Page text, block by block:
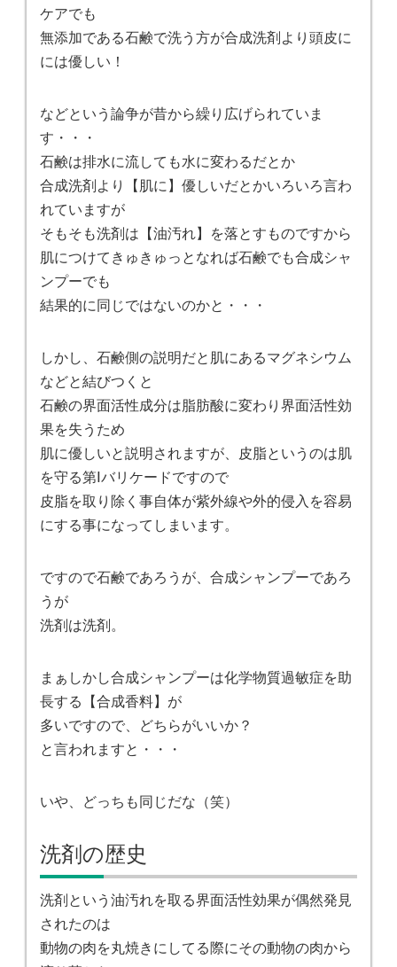
ケアでも
無添加である石鹸で洗う方が合成洗剤より頭皮に
には優しい！
などという論争が昔から繰り広げられていま
す・・・
石鹸は排水に流しても水に変わるだとか
合成洗剤より【肌に】優しいだとかいろいろ言わ
れていますが
そもそも洗剤は【油汚れ】を落とすものですから
肌につけてきゅきゅっとなれば石鹸でも合成シャ
ンプーでも
結果的に同じではないのかと・・・
しかし、石鹸側の説明だと肌にあるマグネシウム
などと結びつくと
石鹸の界面活性成分は脂肪酸に変わり界面活性効
果を失うため
肌に優しいと説明されますが、皮脂というのは肌
を守る第Ⅰバリケードですので
皮脂を取り除く事自体が紫外線や外的侵入を容易
にする事になってしまいます。
ですので石鹸であろうが、合成シャンプーであろ
うが
洗剤は洗剤。
まぁしかし合成シャンプーは化学物質過敏症を助
長する【合成香料】が
多いですので、どちらがいいか？
と言われますと・・・
いや、どっちも同じだな（笑）
洗剤の歴史
洗剤という油汚れを取る界面活性効果が偶然発見
されたのは
動物の肉を丸焼きにしてる際にその動物の肉から